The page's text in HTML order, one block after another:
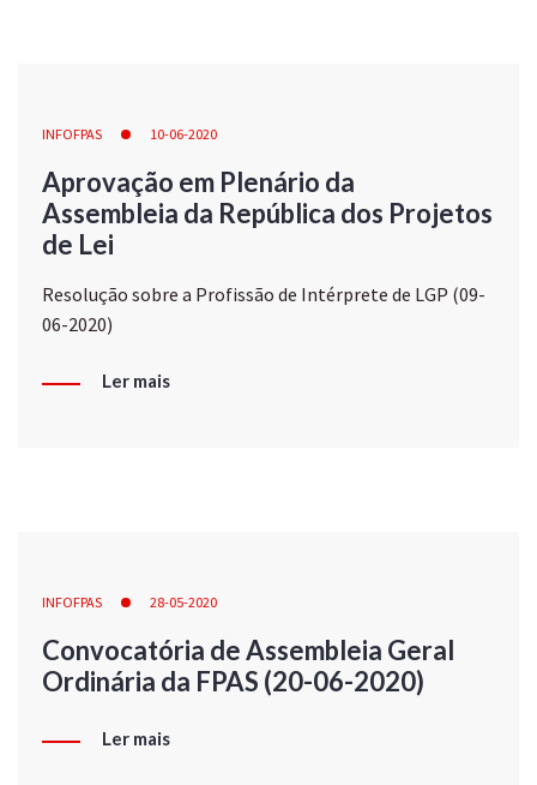
INFOFPAS 10-06-2020
Aprovação em Plenário da
Assembleia da República dos Projetos
de Lei
Resolução sobre a Profissão de Intérprete de LGP (09-
06-2020)
Ler mais
INFOFPAS 28-05-2020
Convocatória de Assembleia Geral
Ordinária da FPAS (20-06-2020)
Ler mais